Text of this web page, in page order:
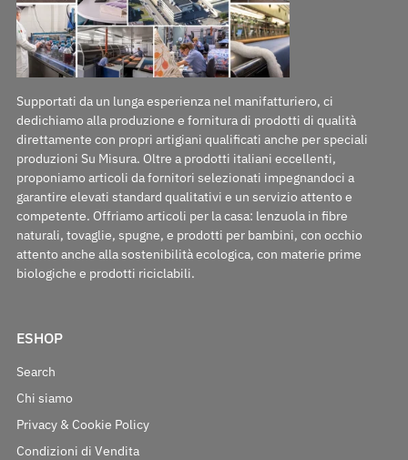
Supportati da un lunga esperienza nel manifatturiero, ci
dedichiamo alla produzione e fornitura di prodotti di qualità
direttamente con propri artigiani qualificati anche per speciali
produzioni Su Misura. Oltre a prodotti italiani eccellenti,
proponiamo articoli da fornitori selezionati impegnandoci a
garantire elevati standard qualitativi e un servizio attento e
competente. Offriamo articoli per la casa: lenzuola in fibre
naturali, tovaglie, spugne, e prodotti per bambini, con occhio
attento anche alla sostenibilità ecologica, con materie prime
biologiche e prodotti riciclabili.
ESHOP
Search
Chi siamo
Privacy & Cookie Policy
Condizioni di Vendita